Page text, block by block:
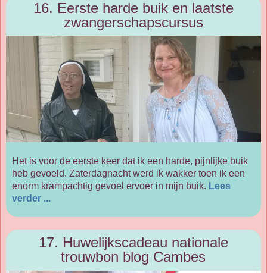
16. Eerste harde buik en laatste
zwangerschapscursus
Het is voor de eerste keer dat ik een harde, pijnlijke buik
heb gevoeld. Zaterdagnacht werd ik wakker toen ik een
enorm krampachtig gevoel ervoer in mijn buik. Lees
verder ...
17. Huwelijkscadeau nationale
trouwbon blog Cambes